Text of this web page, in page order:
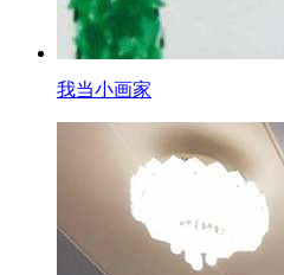
我当小画家